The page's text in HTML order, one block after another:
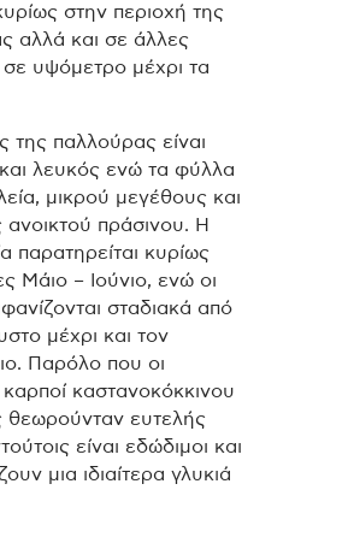
στην περιοχή της
αλλά και σε άλλες
σε υψόμετρο μέχρι τα
της παλλούρας είναι
λευκός ενώ τα φύλλα
μικρού μεγέθους και
πράσινου. Η
παρατηρείται κυρίως
Μάιο – Ιούνιο, ενώ οι
σταδιακά από
μέχρι και τον
Παρόλο που οι
καρποί καστανοκόκκινου
θεωρούνταν ευτελής
είναι εδώδιμοι και
μια ιδιαίτερα γλυκιά